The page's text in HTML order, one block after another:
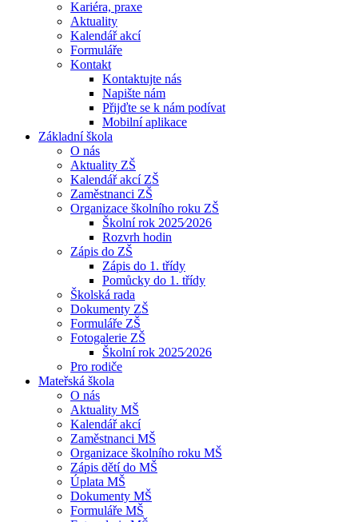
Kariéra, praxe
Aktuality
Kalendář akcí
Formuláře
Kontakt
Kontaktujte nás
Napište nám
Přijďte se k nám podívat
Mobilní aplikace
Základní škola
O nás
Aktuality ZŠ
Kalendář akcí ZŠ
Zaměstnanci ZŠ
Organizace školního roku ZŠ
Školní rok 2025⁄2026
Rozvrh hodin
Zápis do ZŠ
Zápis do 1. třídy
Pomůcky do 1. třídy
Školská rada
Dokumenty ZŠ
Formuláře ZŠ
Fotogalerie ZŠ
Školní rok 2025⁄2026
Pro rodiče
Mateřská škola
O nás
Aktuality MŠ
Kalendář akcí
Zaměstnanci MŠ
Organizace školního roku MŠ
Zápis dětí do MŠ
Úplata MŠ
Dokumenty MŠ
Formuláře MŠ